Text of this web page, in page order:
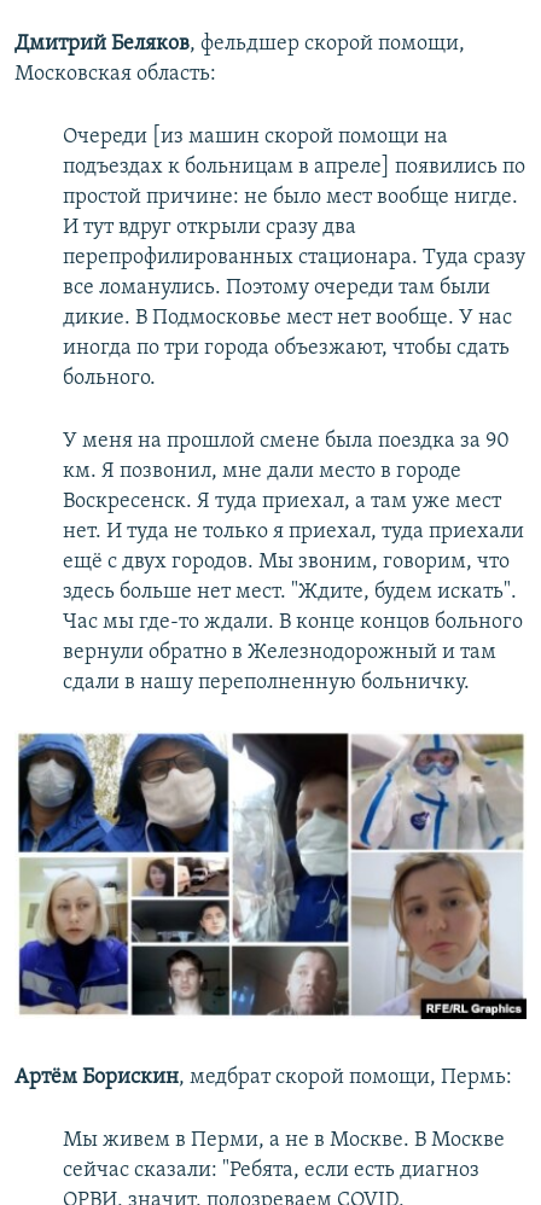
Дмитрий Беляков, фельдшер скорой помощи,
Московская область:
Очереди [из машин скорой помощи на
подъездах к больницам в апреле] появились по
простой причине: не было мест вообще нигде.
И тут вдруг открыли сразу два
перепрофилированных стационара. Туда сразу
все ломанулись. Поэтому очереди там были
дикие. В Подмосковье мест нет вообще. У нас
иногда по три города объезжают, чтобы сдать
больного.
У меня на прошлой смене была поездка за 90
км. Я позвонил, мне дали место в городе
Воскресенск. Я туда приехал, а там уже мест
нет. И туда не только я приехал, туда приехали
ещё с двух городов. Мы звоним, говорим, что
здесь больше нет мест. "Ждите, будем искать".
Час мы где-то ждали. В конце концов больного
вернули обратно в Железнодорожный и там
сдали в нашу переполненную больничку.
Артём Борискин, медбрат скорой помощи, Пермь:
Мы живем в Перми, а не в Москве. В Москве
сейчас сказали: "Ребята, если есть диагноз